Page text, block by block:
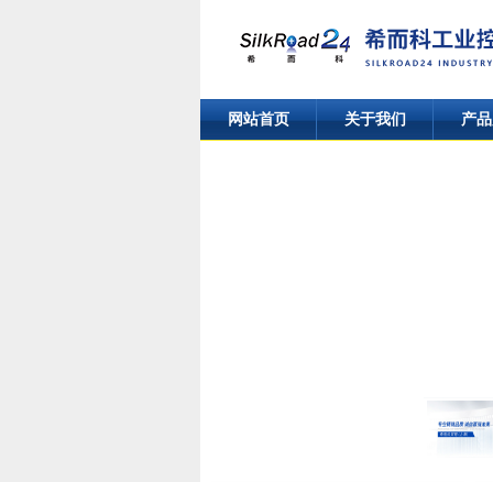
网站首页 关于我们 产